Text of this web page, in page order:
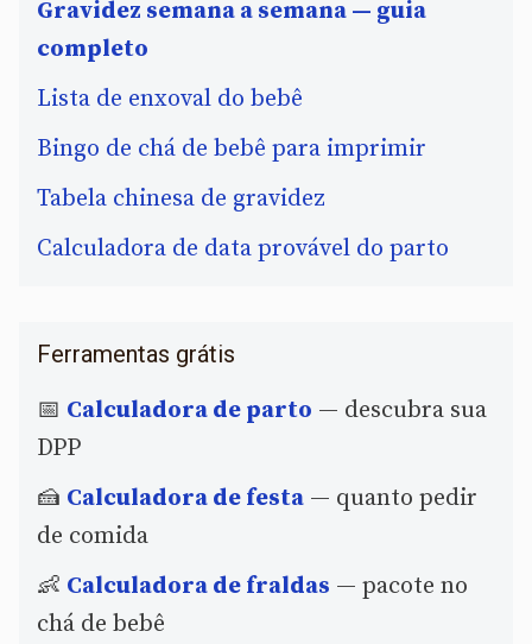
Gravidez semana a semana — guia
completo
Lista de enxoval do bebê
Bingo de chá de bebê para imprimir
Tabela chinesa de gravidez
Calculadora de data provável do parto
Ferramentas grátis
📅 Calculadora de parto — descubra sua
DPP
🍰 Calculadora de festa — quanto pedir
de comida
👶 Calculadora de fraldas — pacote no
chá de bebê